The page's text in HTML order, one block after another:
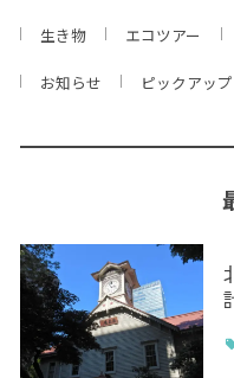
生き物 エコツアー
お知らせ ピックアップ